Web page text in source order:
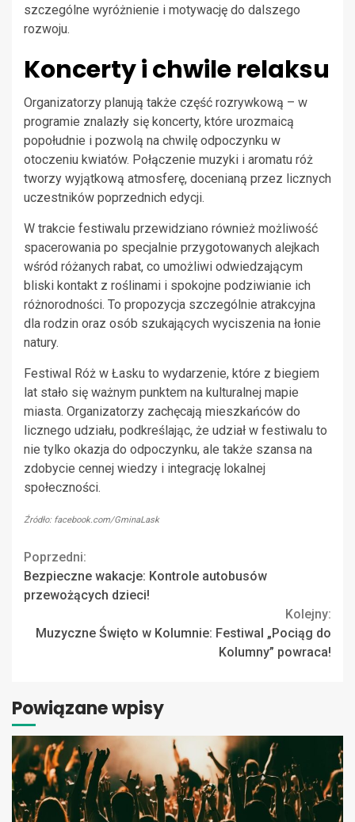
szczególne wyróżnienie i motywację do dalszego
rozwoju.
Koncerty i chwile relaksu
Organizatorzy planują także część rozrywkową – w
programie znalazły się koncerty, które urozmaicą
popołudnie i pozwolą na chwilę odpoczynku w
otoczeniu kwiatów. Połączenie muzyki i aromatu róż
tworzy wyjątkową atmosferę, docenianą przez licznych
uczestników poprzednich edycji.
W trakcie festiwalu przewidziano również możliwość
spacerowania po specjalnie przygotowanych alejkach
wśród różanych rabat, co umożliwi odwiedzającym
bliski kontakt z roślinami i spokojne podziwianie ich
różnorodności. To propozycja szczególnie atrakcyjna
dla rodzin oraz osób szukających wyciszenia na łonie
natury.
Festiwal Róż w Łasku to wydarzenie, które z biegiem
lat stało się ważnym punktem na kulturalnej mapie
miasta. Organizatorzy zachęcają mieszkańców do
licznego udziału, podkreślając, że udział w festiwalu to
nie tylko okazja do odpoczynku, ale także szansa na
zdobycie cennej wiedzy i integrację lokalnej
społeczności.
Źródło: facebook.com/GminaLask
Continue
Reading
Poprzedni:
Bezpieczne wakacje: Kontrole autobusów
przewożących dzieci!
Kolejny:
Muzyczne Święto w Kolumnie: Festiwal „Pociąg do
Kolumny” powraca!
Powiązane wpisy